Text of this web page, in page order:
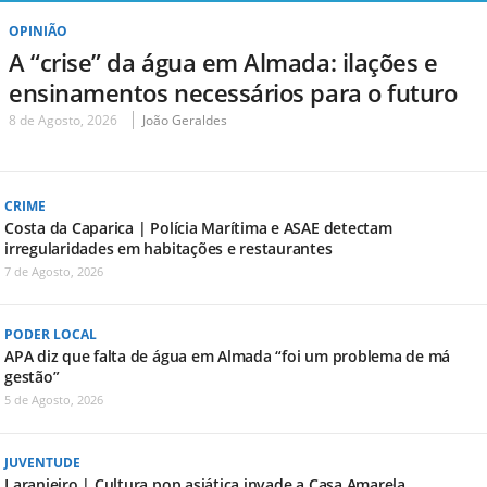
OPINIÃO
A “crise” da água em Almada: ilações e
ensinamentos necessários para o futuro
8 de Agosto, 2026 João Geraldes
CRIME
Costa da Caparica | Polícia Marítima e ASAE detectam
irregularidades em habitações e restaurantes
7 de Agosto, 2026
PODER LOCAL
APA diz que falta de água em Almada “foi um problema de má
gestão”
5 de Agosto, 2026
JUVENTUDE